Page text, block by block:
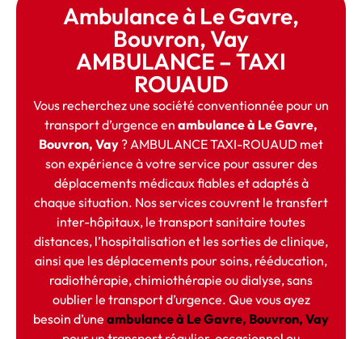
Ambulance à Le Gavre,
Bouvron, Vay
AMBULANCE – TAXI
ROUAUD
Vous recherchez une société conventionnée pour un
transport d’urgence en ambulance à Le Gavre,
Bouvron, Vay? AMBULANCE TAXI-ROUAUD met
son expérience à votre service pour assurer des
déplacements médicaux fiables et adaptés à
chaque situation. Nos services couvrent le transfert
inter-hôpitaux, le transport sanitaire toutes
distances, l’hospitalisation et les sorties de clinique,
ainsi que les déplacements pour soins, rééducation,
radiothérapie, chimiothérapie ou dialyse, sans
oublier le transport d’urgence. Que vous ayez
besoin d’une ambulance à Le Gavre, Bouvron, Vay